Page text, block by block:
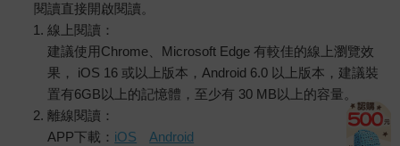
閱讀直接開啟閱讀。
線上閱讀：
建議使用Chrome、Microsoft Edge 有較佳的線上瀏覽效
果， iOS 16 或以上版本，Android 6.0 以上版本，建議裝
置有6GB以上的記憶體，至少有 30 MB以上的容量。
離線閱讀：
APP下載： iOS
Android